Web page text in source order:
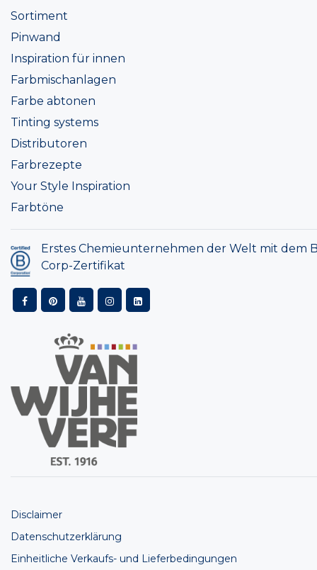
Sortiment
Pinwand
Inspiration für innen
Farbmischanlagen
Farbe abtonen
Tinting systems
Distributoren
Farbrezepte
Your Style Inspiration
Farbtöne
Erstes Chemieunternehmen der Welt mit dem
Corp-Zertifikat
Disclaimer
Datenschutzerklärung
Einheitliche Verkaufs- und Lieferbedingungen